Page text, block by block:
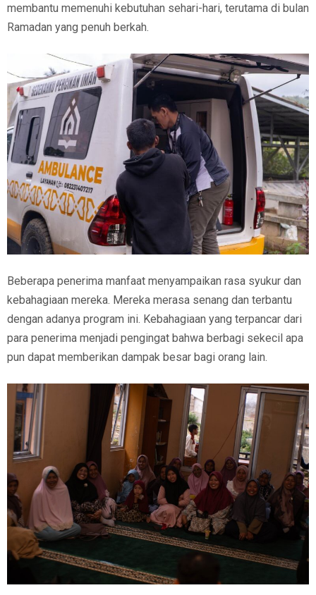
membantu memenuhi kebutuhan sehari-hari, terutama di bulan
Ramadan yang penuh berkah.
Beberapa penerima manfaat menyampaikan rasa syukur dan
kebahagiaan mereka. Mereka merasa senang dan terbantu
dengan adanya program ini. Kebahagiaan yang terpancar dari
para penerima menjadi pengingat bahwa berbagi sekecil apa
pun dapat memberikan dampak besar bagi orang lain.